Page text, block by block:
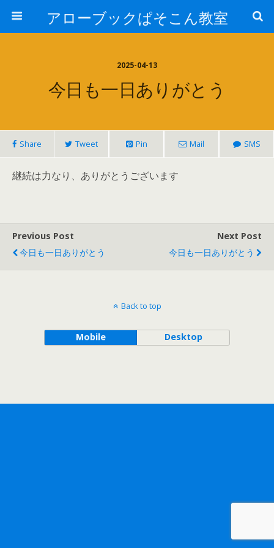
アローブックぱそこん教室
2025-04-13
今日も一日ありがとう
Share Tweet Pin Mail SMS
継続は力なり、ありがとうございます
Previous Post
今日も一日ありがとう
Next Post
今日も一日ありがとう
Back to top
Mobile Desktop